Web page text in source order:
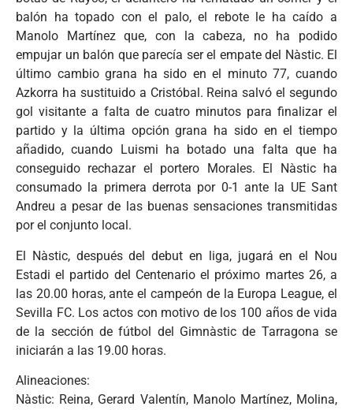
balón ha topado con el palo, el rebote le ha caído a
Manolo Martínez que, con la cabeza, no ha podido
empujar un balón que parecía ser el empate del Nàstic. El
último cambio grana ha sido en el minuto 77, cuando
Azkorra ha sustituido a Cristóbal. Reina salvó el segundo
gol visitante a falta de cuatro minutos para finalizar el
partido y la última opción grana ha sido en el tiempo
añadido, cuando Luismi ha botado una falta que ha
conseguido rechazar el portero Morales. El Nàstic ha
consumado la primera derrota por 0-1 ante la UE Sant
Andreu a pesar de las buenas sensaciones transmitidas
por el conjunto local.
El Nàstic, después del debut en liga, jugará en el Nou
Estadi el partido del Centenario el próximo martes 26, a
las 20.00 horas, ante el campeón de la Europa League, el
Sevilla FC. Los actos con motivo de los 100 años de vida
de la sección de fútbol del Gimnàstic de Tarragona se
iniciarán a las 19.00 horas.
Alineaciones:
Nàstic: Reina, Gerard Valentín, Manolo Martínez, Molina,